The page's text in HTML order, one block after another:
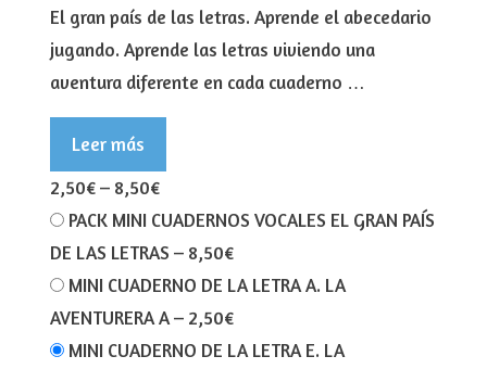
El gran país de las letras. Aprende el abecedario
jugando. Aprende las letras viviendo una
aventura diferente en cada cuaderno …
Leer más
2,50€– 8,50€
PACK MINI CUADERNOS VOCALES EL GRAN PAÍS
DE LAS LETRAS – 8,50€
MINI CUADERNO DE LA LETRA A. LA
AVENTURERA A– 2,50€
MINI CUADERNO DE LA LETRA E. LA